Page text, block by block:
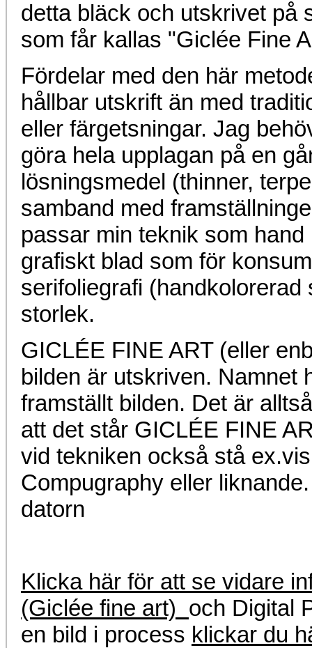
detta bläck och utskrivet på
som får kallas "Giclée Fine
Fördelar med den här
hållbar utskrift än med
eller färgetsningar. Jag
göra hela upplagan på en
lösningsmedel (thinner,
samband med
passar min teknik som
grafiskt blad som för
serifoliegrafi
storlek.
GICLÉE FINE ART (eller
bilden är utskriven. Namnet
framställt bilden. Det är
att det står GICLÉE FINE
vid tekniken också stå
Compugraphy eller
datorn
Klicka här för att se vidare
(Giclée fine art) och Digital
en bild i process klickar du